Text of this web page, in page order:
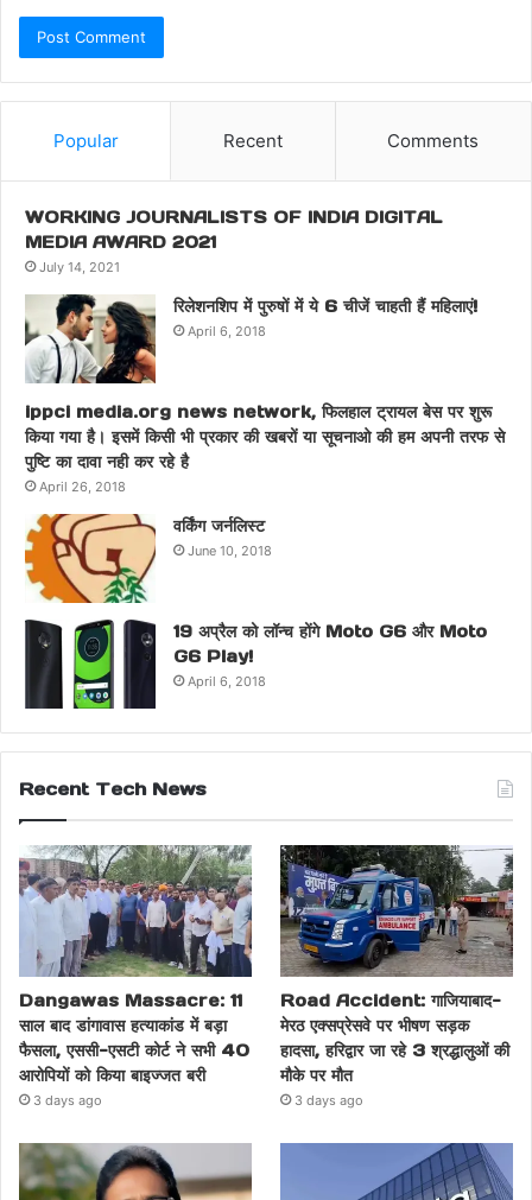
Popular Recent Comments
WORKING JOURNALISTS OF INDIA DIGITAL
MEDIA AWARD 2021
July 14, 2021
रिलेशनशिप में पुरुषों में ये 6 चीजें चाहती हैं महिलाएं!
April 6, 2018
ippci media.org news network, फिलहाल ट्रायल बेस पर शुरू
किया गया है। इसमें किसी भी प्रकार की खबरों या सूचनाओ की हम अपनी तरफ से
पुष्टि का दावा नही कर रहे है
April 26, 2018
वर्किंग जर्नलिस्ट
June 10, 2018
19 अप्रैल को लॉन्च होंगे Moto G6 और Moto
G6 Play!
April 6, 2018
Recent Tech News
Dangawas Massacre: 11
साल बाद डांगावास हत्याकांड में बड़ा
फैसला, एससी-एसटी कोर्ट ने सभी 40
आरोपियों को किया बाइज्जत बरी
3 days ago
Road Accident: गाजियाबाद-
मेरठ एक्सप्रेसवे पर भीषण सड़क
हादसा, हरिद्वार जा रहे 3 श्रद्धालुओं की
मौके पर मौत
3 days ago